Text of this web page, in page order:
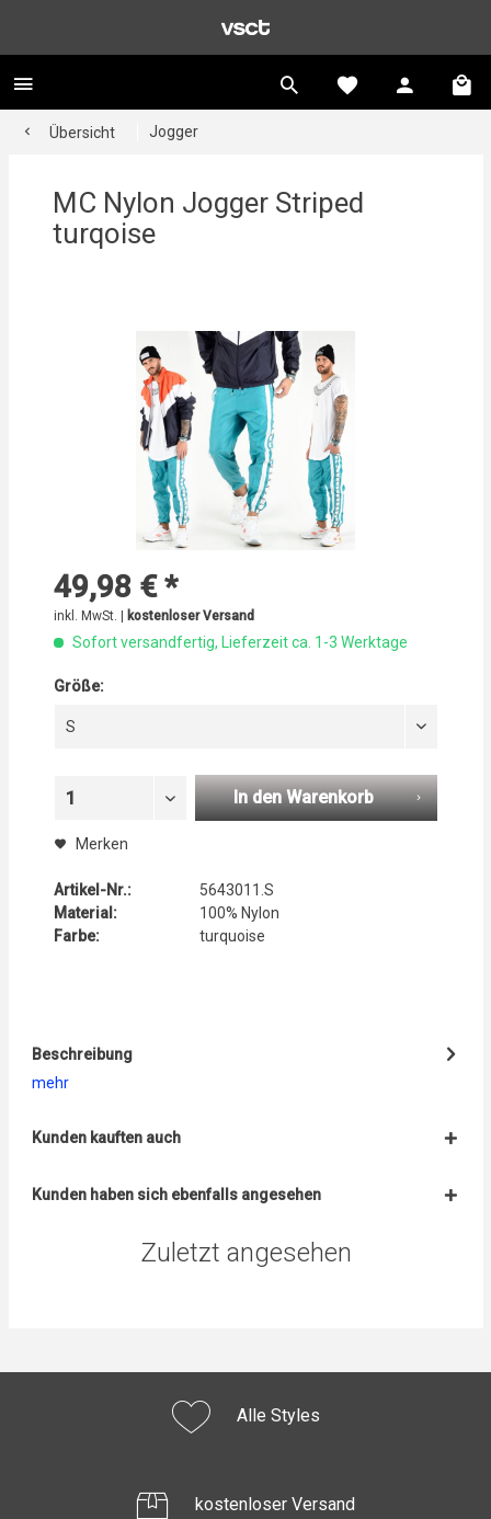
Übersicht Jogger
MC Nylon Jogger Striped
turqoise
49,98 € *
inkl. MwSt. | kostenloser Versand
Sofort versandfertig, Lieferzeit ca. 1-3 Werktage
Größe:
S
1 In den Warenkorb
Merken
Artikel-Nr.:
5643011.S
Material:
100% Nylon
Farbe:
turquoise
Beschreibung
mehr
Kunden kauften auch
Kunden haben sich ebenfalls angesehen
Zuletzt angesehen
Alle Styles
kostenloser Versand